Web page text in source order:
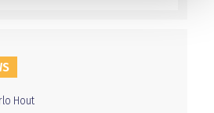
Hout